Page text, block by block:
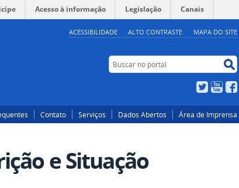
Acesso à informação Legislação Canais
ACESSIBILIDADE ALTO CONTRASTE MAPA DO SITE
Busca
Twitter
Contato Serviços Dados Abertos Área de Imprensa
e Situação